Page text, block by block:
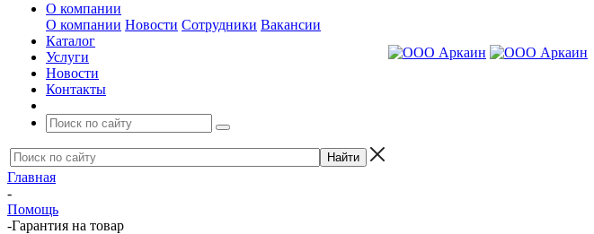
О компании
О компании Новости Сотрудники Вакансии
Каталог
Услуги
Новости
Контакты
Главная
-
Помощь
-Гарантия на товар